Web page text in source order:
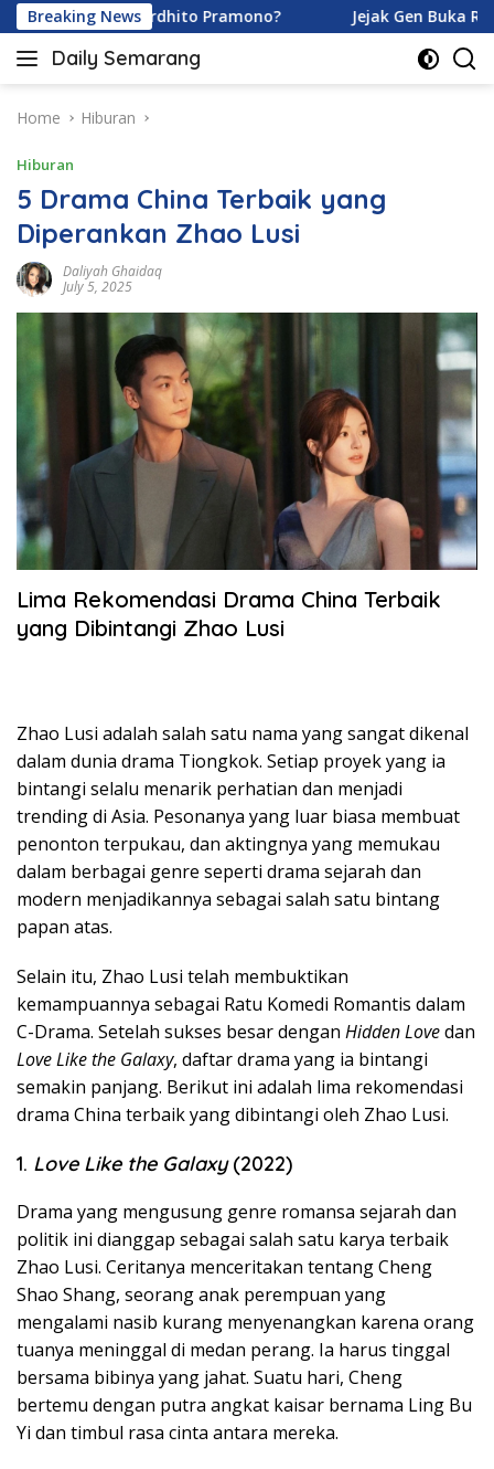
Skip
to
content
Breaking News
dan Ardhito Pramono? Jejak Gen Buka Rahasia
Daily Semarang
"Semarang
Ini:
Terkini
untuk
Anda"
Home Hiburan
Hiburan
5 Drama China Terbaik yang
Diperankan Zhao Lusi
Daliyah Ghaidaq
July 5, 2025
Lima Rekomendasi Drama China Terbaik
yang Dibintangi Zhao Lusi
Zhao Lusi adalah salah satu nama yang sangat dikenal
dalam dunia drama Tiongkok. Setiap proyek yang ia
bintangi selalu menarik perhatian dan menjadi
trending di Asia. Pesonanya yang luar biasa membuat
penonton terpukau, dan aktingnya yang memukau
dalam berbagai genre seperti drama sejarah dan
modern menjadikannya sebagai salah satu bintang
papan atas.
Selain itu, Zhao Lusi telah membuktikan
kemampuannya sebagai Ratu Komedi Romantis dalam
C-Drama. Setelah sukses besar dengan Hidden Lovedan
Love Like the Galaxy, daftar drama yang ia bintangi
semakin panjang. Berikut ini adalah lima rekomendasi
drama China terbaik yang dibintangi oleh Zhao Lusi.
1. Love Like the Galaxy(2022)
Drama yang mengusung genre romansa sejarah dan
politik ini dianggap sebagai salah satu karya terbaik
Zhao Lusi. Ceritanya menceritakan tentang Cheng
Shao Shang, seorang anak perempuan yang
mengalami nasib kurang menyenangkan karena orang
tuanya meninggal di medan perang. Ia harus tinggal
bersama bibinya yang jahat. Suatu hari, Cheng
bertemu dengan putra angkat kaisar bernama Ling Bu
Yi dan timbul rasa cinta antara mereka.